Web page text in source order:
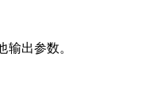
输出参数。